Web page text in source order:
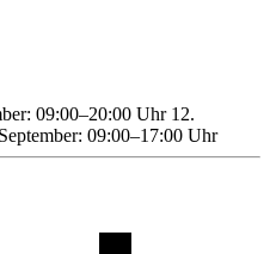
09:00–20:00 Uhr 12.
09:00–17:00 Uhr